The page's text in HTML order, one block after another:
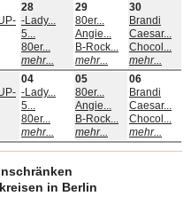
28
-Lady...
5...
80er...
mehr...
29
80er...
Angie...
B-Rock...
mehr...
30
Brandi
Caesar...
Chocol...
mehr...
04
-Lady...
5...
80er...
mehr...
05
80er...
Angie...
B-Rock...
mehr...
06
Brandi
Caesar...
Chocol...
mehr...
in Berlin